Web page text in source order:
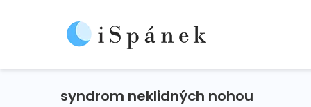
syndrom neklidných nohou